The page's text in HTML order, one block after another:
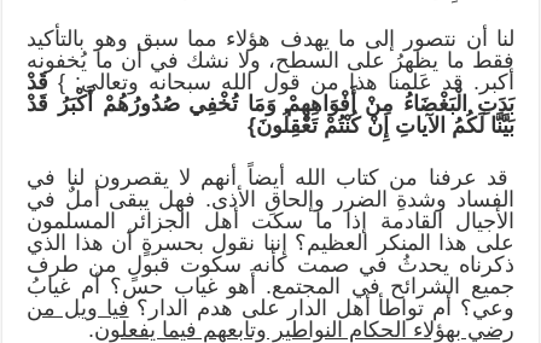
لنا أن نتصور إلى ما يهدف هؤلاء مما سبق وهو بالتأكيد
فقط ما يظهرُ على السطح، ولا نشك في أن ما يُخفونه
أكبر. قد عَلمنا هذا من قول الله سبحانه وتعالى: } قَدْ
بَدَتِ الْبَغْضَاءُ مِن ْ أَفْوَاهِهِمْ وَمَا تُخْفِي صُدُورُهُمْ أَكْبَرُ قَدْ
بَيَّنَّا لَكُمُ الآياتِ إِنْ كُنْتُمْ تَعْقِلُونَ}
قد عرفنا من كتاب الله أيضاً أنهم لا يقصرون لنا في
الفساد وشدةِ الضرر وإلحاقِ الأذى. فهل يبقى أملٌ في
الأجيال القادمة إذا ما سكت أهل الجزائر المسلمون
على هذا المنكر العظيم؟ إننا نقول بحسرةٍ أن هذا الذي
ذكرناه يحدثُ في صمت كأنه سكوت قبولٍ من طرف
جميع الشرائح في المجتمع. أَهو غياب حس؟ أم غيابُ
وعي؟ أم تواطأ أهل الدار على هدم الدار؟فيا ويل من
رضي بهؤلاء الحكام النواطير وتابعهم فيما يفعلون.